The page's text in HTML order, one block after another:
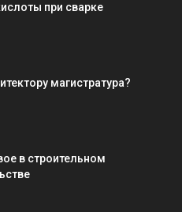
при сварке
магистратура?
в строительном